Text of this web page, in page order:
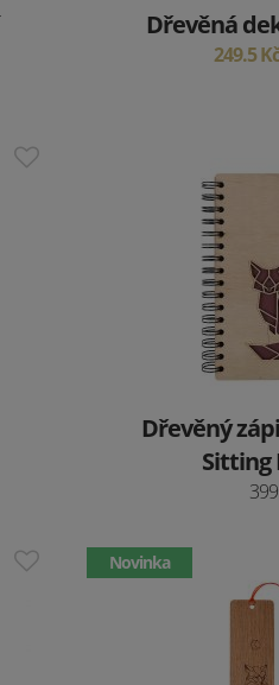
Dřevěná
249.5 Kč
Dřevěný
Sitting
Novinka